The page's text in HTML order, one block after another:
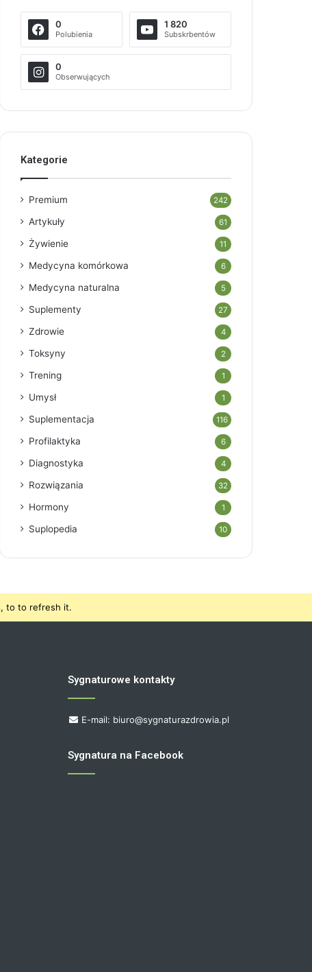
0
Polubienia
1 820
Subskrbentów
0
Obserwujących
Kategorie
Premium 242
Artykuły 61
Żywienie 11
Medycyna komórkowa 6
Medycyna naturalna 5
Suplementy 27
Zdrowie 4
Toksyny 2
Trening 1
Umysł 1
Suplementacja 116
Profilaktyka 6
Diagnostyka 4
Rozwiązania 32
Hormony 1
Suplopedia 10
to to refresh it.
Sygnaturowe kontakty
E-mail: biuro@sygnaturazdrowia.pl
Sygnatura na Facebook